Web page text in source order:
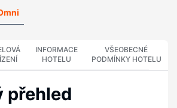
INFORMACE
HOTELU
VŠEOBECNÉ
PODMÍNKY HOTELU
přehled